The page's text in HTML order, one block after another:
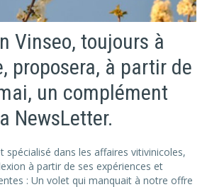
Vinseo, toujours à
proposera, à partir de
un complément
NewsLetter.
spécialisé dans les affaires vitivinicoles,
à partir de ses expériences et
: Un volet qui manquait à notre offre